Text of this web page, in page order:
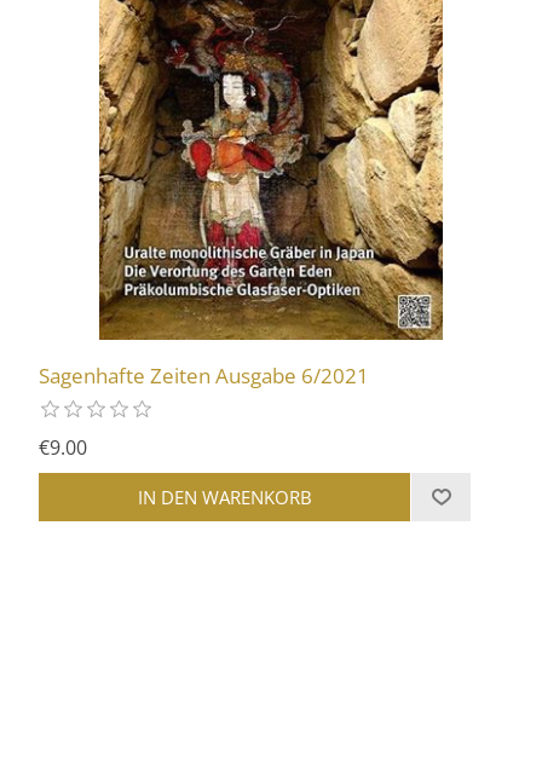
Sagenhafte Zeiten Ausgabe 6/2021
€9.00